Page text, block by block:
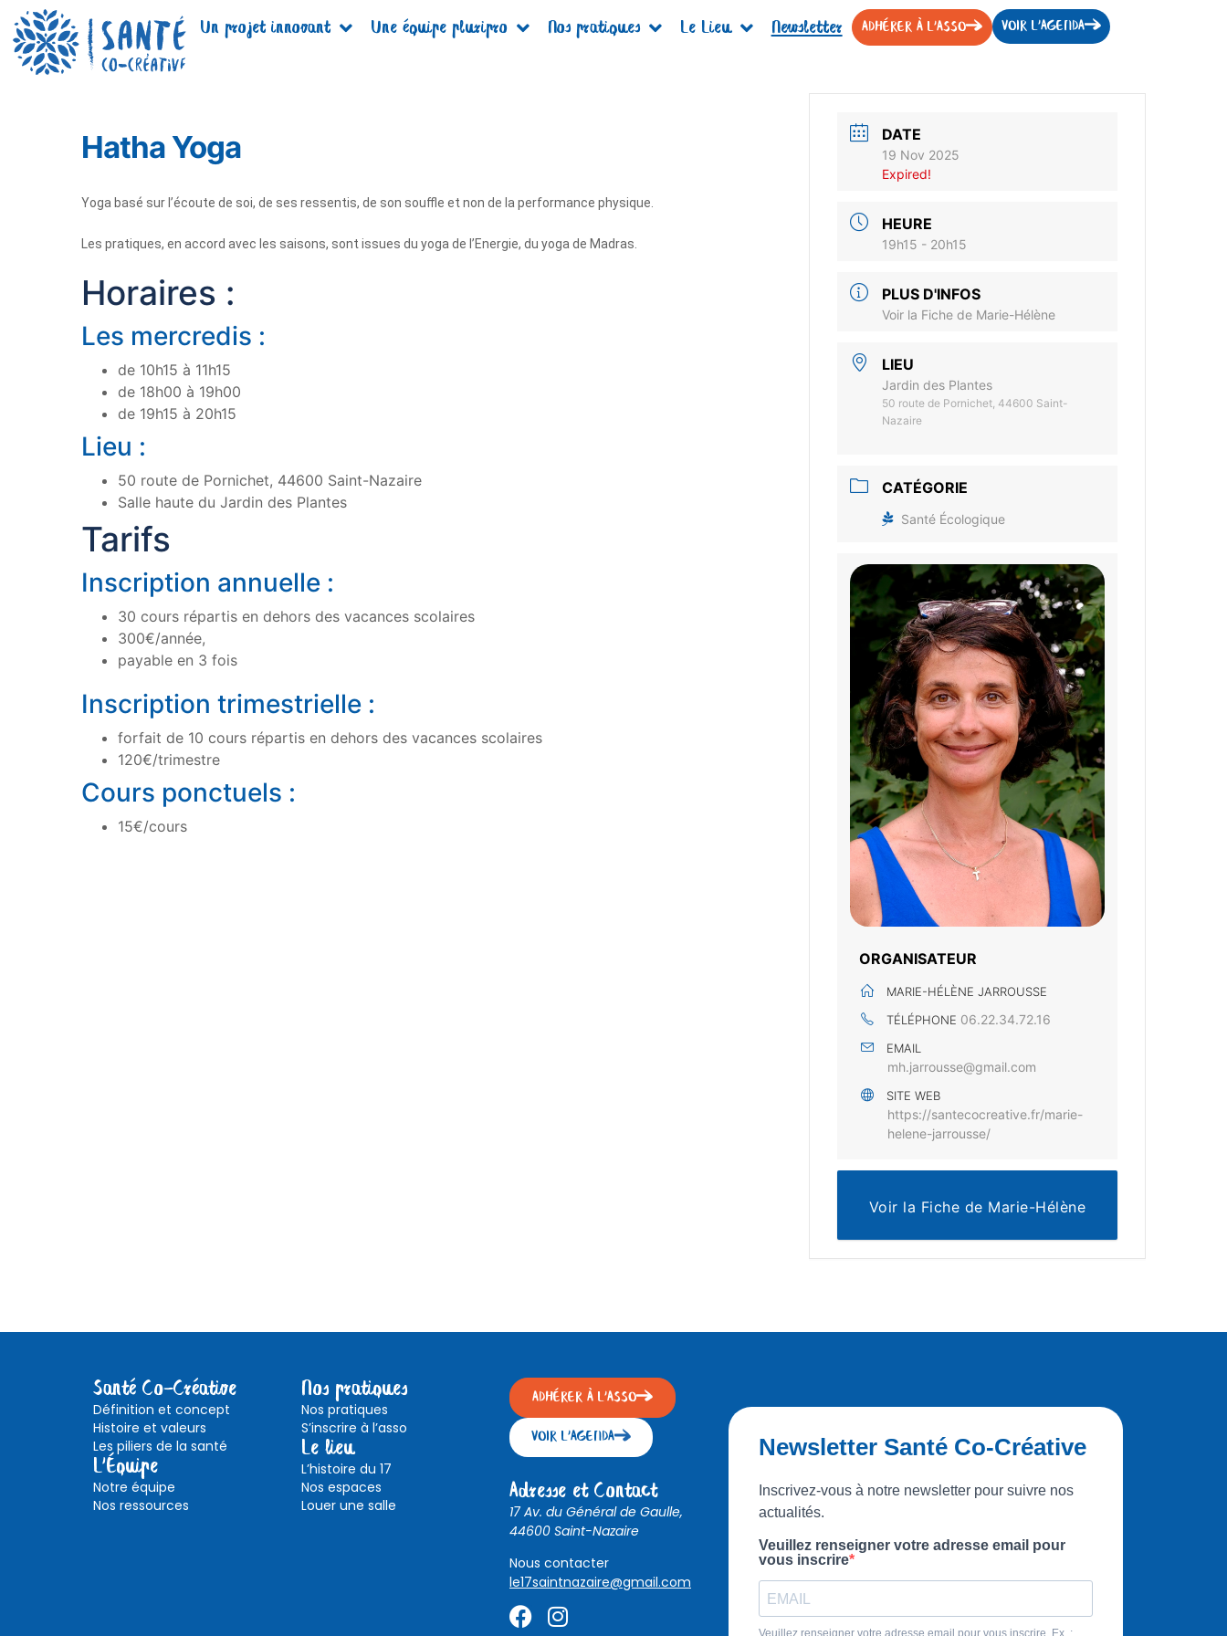
Un projet innovant Une équipe pluripro Nos pratiques Le Lieu Newsletter ADHÉRER À L'ASSO VOIR L'AGENDA
Hatha Yoga
Yoga basé sur l’écoute de soi, de ses ressentis, de son souffle et non de la performance physique.
Les pratiques, en accord avec les saisons, sont issues du yoga de l’Energie, du yoga de Madras.
Horaires :
Les mercredis :
de 10h15 à 11h15
de 18h00 à 19h00
de 19h15 à 20h15
Lieu :
50 route de Pornichet, 44600 Saint-Nazaire
Salle haute du Jardin des Plantes
Tarifs
Inscription annuelle :
30 cours répartis en dehors des vacances scolaires
300€/année,
payable en 3 fois
Inscription trimestrielle :
forfait de 10 cours répartis en dehors des vacances scolaires
120€/trimestre
Cours ponctuels :
15€/cours
DATE
19 Nov 2025
Expired!
HEURE
19h15 - 20h15
PLUS D'INFOS
Voir la Fiche de Marie-Hélène
LIEU
Jardin des Plantes
50 route de Pornichet, 44600 Saint-
Nazaire
CATÉGORIE
Santé Écologique
ORGANISATEUR
MARIE-HÉLÈNE JARROUSSE
TÉLÉPHONE 06.22.34.72.16
EMAIL
mh.jarrousse@gmail.com
SITE WEB
https://santecocreative.fr/marie-
helene-jarrousse/
Voir la Fiche de Marie-Hélène
Santé Co-Créative
Définition et concept
Histoire et valeurs
Les piliers de la santé
L'Équipe
Notre équipe
Nos ressources
Nos pratiques
Nos pratiques
S’inscrire à l’asso
Le lieu
L’histoire du 17
Nos espaces
Louer une salle
ADHÉRER À L'ASSO
VOIR L'AGENDA
Adresse et Contact
17 Av. du Général de Gaulle,
44600 Saint-Nazaire
Nous contacter
le17saintnazaire@gmail.com
Newsletter Santé Co-Créative
Inscrivez-vous à notre newsletter pour suivre nos
actualités.
Veuillez renseigner votre adresse email pour
vous inscrire